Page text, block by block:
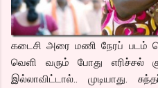
கடைசி அரை மணி நேரப் படம்
வெளி வரும் போது எரிச்சல்
இல்லாவிட்டால்.. முடியாது.